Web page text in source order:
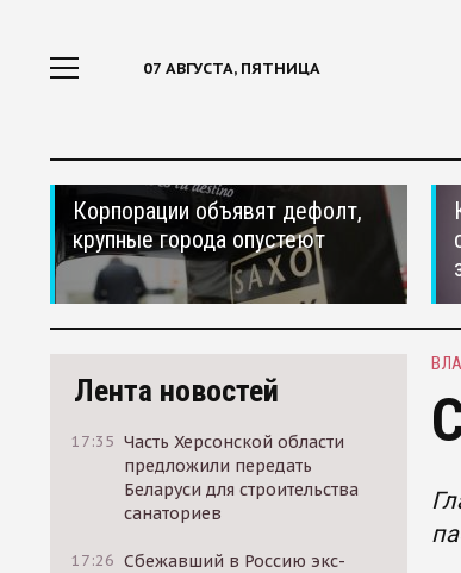
07 АВГУСТА, ПЯТНИЦА
Корпорации объявят дефолт,
крупные города опустеют
Лента новостей
17:35 Часть Херсонской области
предложили передать
Беларуси для строительства
санаториев
17:26 Сбежавший в Россию экс-